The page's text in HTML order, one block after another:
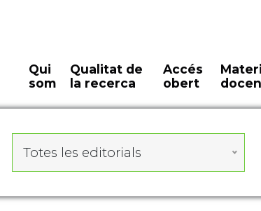
Qui
som
Qualitat de
la recerca
Accés
obert
Totes les editorials